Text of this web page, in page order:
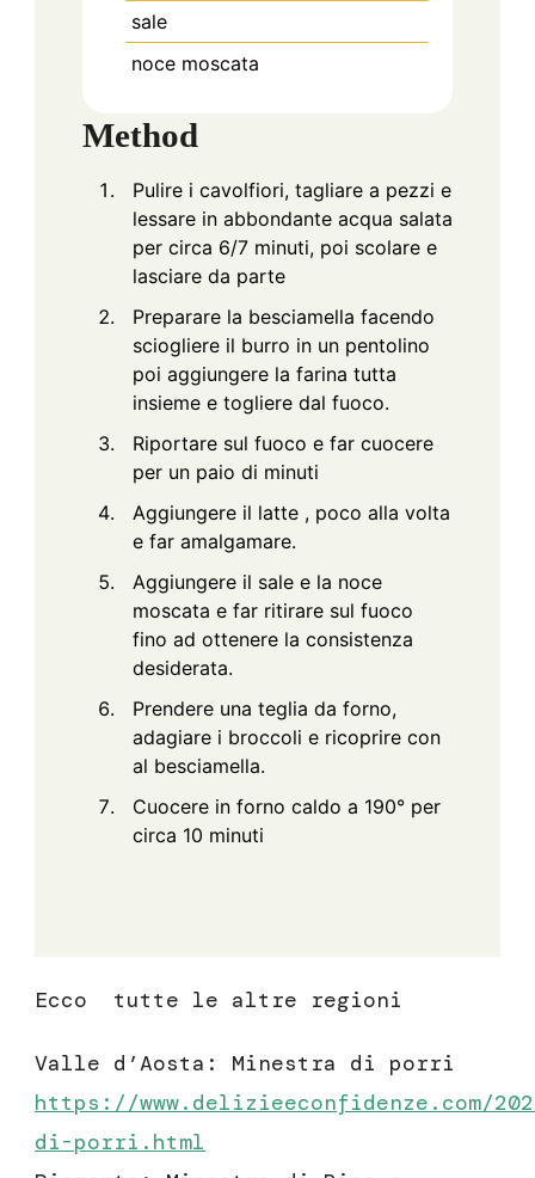
sale
noce moscata
Method
Pulire i cavolfiori, tagliare a pezzi e
lessare in abbondante acqua salata
per circa 6/7 minuti, poi scolare e
lasciare da parte
Preparare la besciamella facendo
sciogliere il burro in un pentolino
poi aggiungere la farina tutta
insieme e togliere dal fuoco.
Riportare sul fuoco e far cuocere
per un paio di minuti
Aggiungere il latte , poco alla volta
e far amalgamare.
Aggiungere il sale e la noce
moscata e far ritirare sul fuoco
fino ad ottenere la consistenza
desiderata.
Prendere una teglia da forno,
adagiare i broccoli e ricoprire con
al besciamella.
Cuocere in forno caldo a 190° per
circa 10 minuti
Ecco tutte le altre regioni
Valle d’Aosta: Minestra di porri
https://www.delizieeconfidenze.com/
di-porri.html